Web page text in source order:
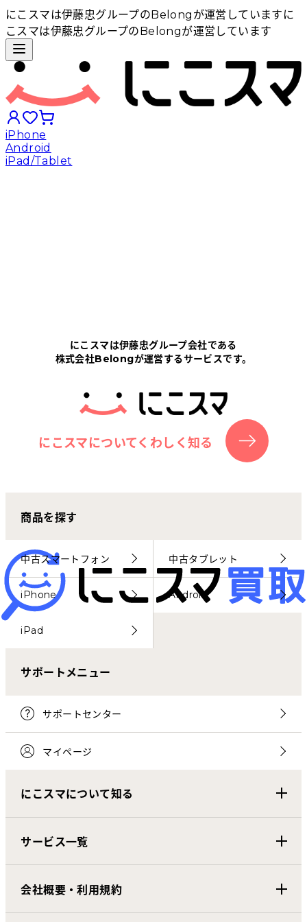
にこスマは伊藤忠グループのBelongが運営しています に
こスマは伊藤忠グループのBelongが運営しています
iPhone
Android
iPad/Tablet
にこスマについて
サポートセンター
お客さまの声
にこスマ通信
マイページ
にこスマは伊藤忠グループ会社である
株式会社Belongが運営するサービスです。
にこスマについてくわしく知る
商品を探す
中古スマートフォン 中古タブレット
iPhone Android
iPad
サポートメニュー
サポートセンター
マイページ
にこスマについて知る
サービス一覧
会社概要・利用規約